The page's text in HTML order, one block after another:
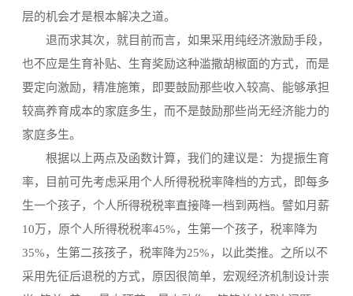
层的机会才是根本解决之道。
退而求其次，就目前而言，如果采用纯经济激励手段，
也不应是生育补贴、生育奖励这种滥撒胡椒面的方式，而是
要定向激励，精准施策，即要鼓励那些收入较高、能够承担
较高养育成本的家庭多生，而不是鼓励那些尚无经济能力的
家庭多生。
根据以上两点及函数计算，我们的建议是：为提振生育
率，目前可先考虑采用个人所得税税率降档的方式，即每多
生一个孩子，个人所得税税率直接降一档到两档。譬如月薪
10万，原个人所得税税率45%，生第一个孩子，税率降为
35%，生第二孩孩子，税率降为25%，以此类推。之所以不
采用先征后退税的方式，原因很简单，宏观经济机制设计崇